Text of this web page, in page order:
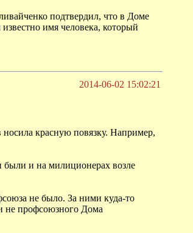
подтвердил, что в Доме
имя человека, который
2014-06-02 15:02:21
красную повязку. Например,
были и на милиционерах возле
не было. За ними куда-то
не профсоюзного Дома